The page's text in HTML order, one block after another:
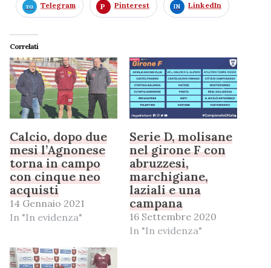
Telegram Pinterest LinkedIn
Correlati
Calcio, dopo due
mesi l’Agnonese
torna in campo
con cinque neo
acquisti
14 Gennaio 2021
In "In evidenza"
Serie D, molisane
nel girone F con
abruzzesi,
marchigiane,
laziali e una
campana
16 Settembre 2020
In "In evidenza"